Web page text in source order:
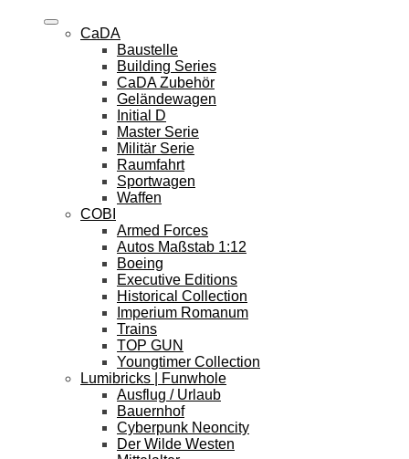
CaDA
Baustelle
Building Series
CaDA Zubehör
Geländewagen
Initial D
Master Serie
Militär Serie
Raumfahrt
Sportwagen
Waffen
COBI
Armed Forces
Autos Maßstab 1:12
Boeing
Executive Editions
Historical Collection
Imperium Romanum
Trains
TOP GUN
Youngtimer Collection
Lumibricks | Funwhole
Ausflug / Urlaub
Bauernhof
Cyberpunk Neoncity
Der Wilde Westen